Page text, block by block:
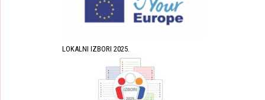
LOKALNI IZBORI 2025.